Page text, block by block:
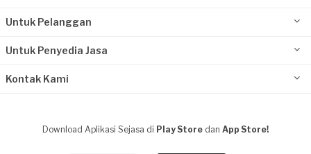
Untuk Pelanggan
Untuk Penyedia Jasa
Kontak Kami
Download Aplikasi Sejasa di Play Store dan App Store!